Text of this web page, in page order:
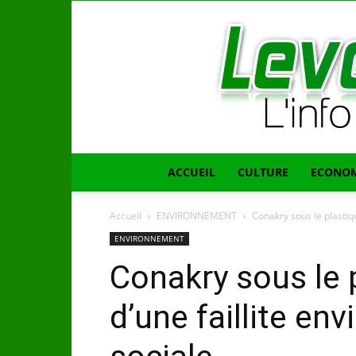
ACCUEIL CULTURE
Accueil ENVIRONNEMENT ​Conakry sous le
ENVIRONNEMENT
​Conakry sous
d’une faillite